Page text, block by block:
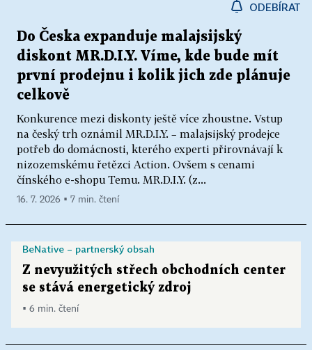
ODEBÍRAT
Do Česka expanduje malajsijský
diskont MR.D.I.Y. Víme, kde bude mít
první prodejnu i kolik jich zde plánuje
celkově
Konkurence mezi diskonty ještě více zhoustne. Vstup
na český trh oznámil MR.D.I.Y. – malajsijský prodejce
potřeb do domácnosti, kterého experti přirovnávají k
nizozemskému řetězci Action. Ovšem s cenami
čínského e-shopu Temu. MR.D.I.Y. (z...
16. 7. 2026 ▪ 7 min. čtení
BeNative – partnerský obsah
Z nevyužitých střech obchodních center
se stává energetický zdroj
▪ 6 min. čtení